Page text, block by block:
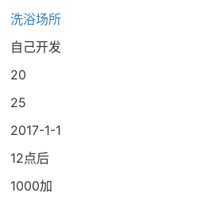
洗浴场所
自己开发
20
25
2017-1-1
12点后
1000加